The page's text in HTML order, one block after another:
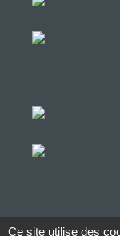
Ce site utilise des